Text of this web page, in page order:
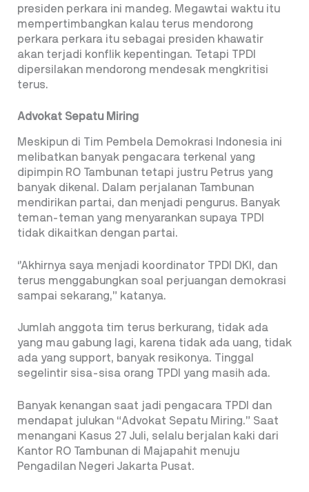
presiden perkara ini mandeg. Megawtai waktu itu
mempertimbangkan kalau terus mendorong
perkara perkara itu sebagai presiden khawatir
akan terjadi konflik kepentingan. Tetapi TPDI
dipersilakan mendorong mendesak mengkritisi
terus.
Advokat Sepatu Miring
Meskipun di Tim Pembela Demokrasi Indonesia ini
melibatkan banyak pengacara terkenal yang
dipimpin RO Tambunan tetapi justru Petrus yang
banyak dikenal. Dalam perjalanan Tambunan
mendirikan partai, dan menjadi pengurus. Banyak
teman-teman yang menyarankan supaya TPDI
tidak dikaitkan dengan partai.
‘’Akhirnya saya menjadi koordinator TPDI DKI, dan
terus menggabungkan soal perjuangan demokrasi
sampai sekarang,” katanya.
Jumlah anggota tim terus berkurang, tidak ada
yang mau gabung lagi, karena tidak ada uang, tidak
ada yang support, banyak resikonya. Tinggal
segelintir sisa-sisa orang TPDI yang masih ada.
Banyak kenangan saat jadi pengacara TPDI dan
mendapat julukan “Advokat Sepatu Miring.” Saat
menangani Kasus 27 Juli, selalu berjalan kaki dari
Kantor RO Tambunan di Majapahit menuju
Pengadilan Negeri Jakarta Pusat.